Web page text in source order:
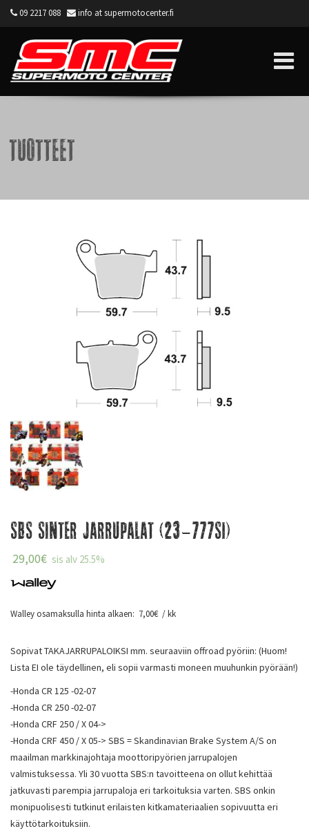
09 2217 088 info at supermotocenter.fi
Tuotteet
SBS Sinter Jarrupalat (23-777SI)
29,00€ sis alv 25.5%
Walley osamaksulla hinta alkaen: 7,00€ / kk
Sopivat TAKAJARRUPALOIKSI mm. seuraaviin offroad pyöriin: (Huom!
Lista EI ole täydellinen, eli sopii varmasti moneen muuhunkin pyörään!)
-Honda CR 125 -02-07
-Honda CR 250 -02-07
-Honda CRF 250 / X 04->
-Honda CRF 450 / X 05-> SBS = Skandinavian Brake System A/S on
maailman markkinajohtaja moottoripyörien jarrupalojen
valmistuksessa. Yli 30 vuotta SBS:n tavoitteena on ollut kehittää
jatkuvasti parempia jarrupaloja eri tarkoituksia varten. SBS onkin
monipuolisesti tutkinut erilaisten kitkamateriaalien sopivuutta eri
käyttötarkoituksiin.